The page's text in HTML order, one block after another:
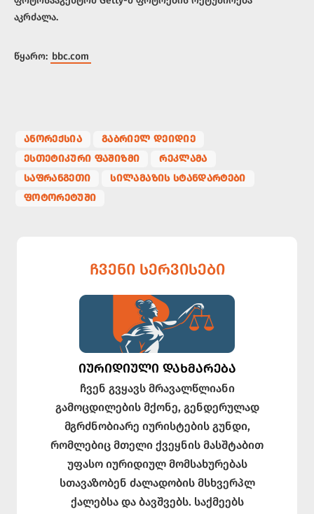
აკრძალა.
წყარო: bbc.com
ᲐᲜᲝᲠᲔᲥᲡᲘᲐ
ᲒᲐᲑᲠᲘᲔᲚ ᲓᲔᲘᲓᲘᲔ
ᲔᲡᲗᲔᲢᲘᲙᲣᲠᲘ ᲤᲐᲨᲘᲖᲛᲘ
ᲠᲔᲙᲚᲐᲛᲐ
ᲡᲐᲤᲠᲐᲜᲒᲔᲗᲘ
ᲡᲘᲚᲐᲛᲐᲖᲘᲡ ᲡᲢᲐᲜᲓᲐᲠᲢᲔᲑᲘ
ᲤᲝᲢᲝᲠᲔᲢᲣᲨᲘ
ᲩᲕᲔᲜᲘ ᲡᲔᲠᲕᲘᲡᲔᲑᲘ
ᲘᲣᲠᲘᲓᲘᲣᲚᲘ ᲓᲐᲮᲛᲐᲠᲔᲑᲐ
ჩვენ გვყავს მრავალწლიანი
გამოცდილების მქონე, გენდერულად
მგრძნობიარე იურისტების გუნდი,
რომლებიც მთელი ქვეყნის მასშტაბით
უფასო იურიდიულ მომსახურებას
სთავაზობენ ძალადობის მსხვერპლ
ქალებსა და ბავშვებს. საქმეებს